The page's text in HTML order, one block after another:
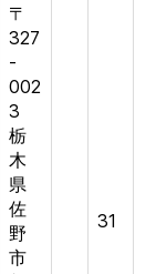
〒
327
-
002
3
栃
木
県
佐
野
市
31